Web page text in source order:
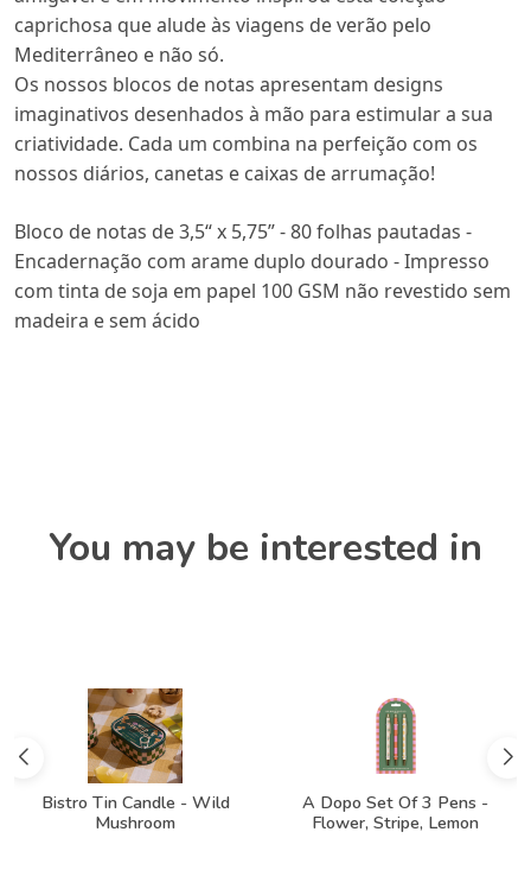
caprichosa que alude às viagens de verão pelo
Mediterrâneo e não só.
Os nossos blocos de notas apresentam designs
imaginativos desenhados à mão para estimular a sua
criatividade. Cada um combina na perfeição com os
nossos diários, canetas e caixas de arrumação!
Bloco de notas de 3,5“ x 5,75” - 80 folhas pautadas -
Encadernação com arame duplo dourado - Impresso
com tinta de soja em papel 100 GSM não revestido sem
madeira e sem ácido
You may be interested in
Bistro Tin Candle - Wild
Mushroom
A Dopo Set Of 3 Pens -
Flower, Stripe, Lemon